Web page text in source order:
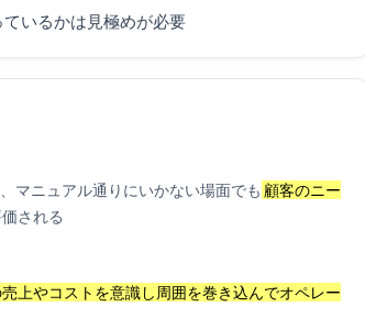
いるかは見極めが必要
マニュアル通りにいかない場面でも 顧客のニー
される
売上やコストを意識し周囲を巻き込んでオペレー